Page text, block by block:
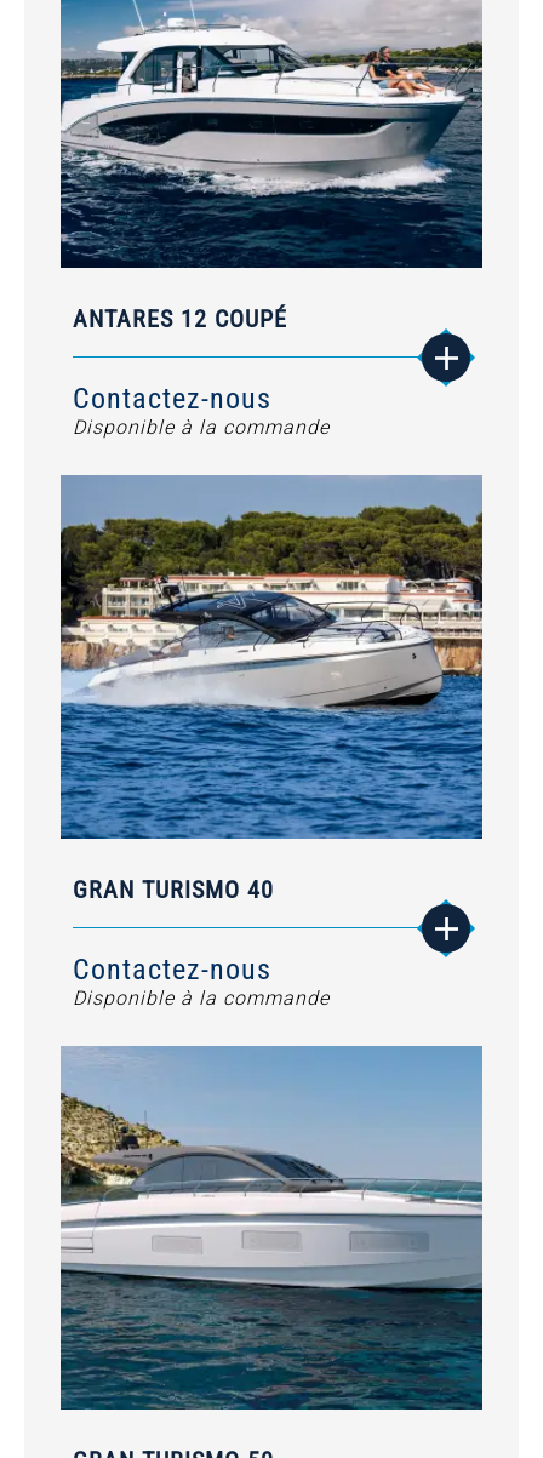
ANTARES 12 COUPÉ
Contactez-nous
Disponible à la commande
GRAN TURISMO 40
Contactez-nous
Disponible à la commande